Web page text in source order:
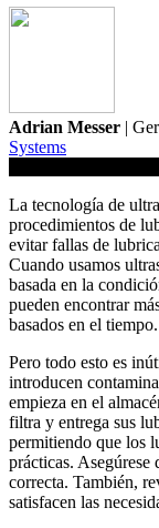
Adrian Messer |
Systems
La tecnología de
procedimientos de
evitar fallas de
Cuando usamos
basada en la
pueden encontrar
basados en el tiempo.
Pero todo esto es
introducen
empieza en el
filtra y entrega sus
permitiendo que los
prácticas. Asegúrese
correcta. También,
satisfacen las